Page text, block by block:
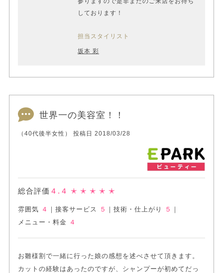
しております！
担当スタイリスト
坂本 彩
世界一の美容室！！
（40代後半女性） 投稿日 2018/03/28
総合評価 ４.４ ✭ ✭ ✭ ✭ ✭
雰囲気 ４ ｜接客サービス ５ ｜技術・仕上がり ５
｜
メニュー・料金
４
お雛様割で一緒に行った娘の感想を述べさせて頂きます。
カットの経験はあったのですが、シャンプーが初めてだっ